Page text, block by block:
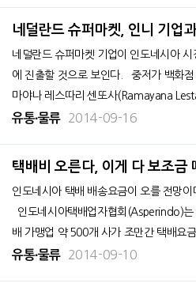
으로 보인다. 또한 가공사업의 확장 계획
가 높아지는 등 낙관적인 전망이 나
네덜란드 슈퍼마켓, 인니 기업
네덜란드 슈퍼마켓 기업이 인도네시아 시
에 진출할 것으로 보인다. 중저가 백화점 라
마야나 레스따리 센또사(Ramayana
Sentosa, 이하 라마야나) 가 데널란드 슈퍼
nal BV)과 제휴해 슈퍼마켓 사업을 확대
유통∙물류 2014-09-16
택배비 오른다, 이게 다 보조금
인도네시아 택배 배송요금이 오를 전망이
배 가맹업 약 500개 사가 조만간 택배요
최대 25% 올린다는 계획을 밝혔다. 10월
유통∙물류 2014-09-10